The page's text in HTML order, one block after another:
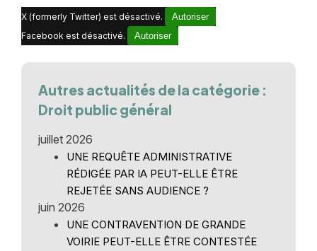
X (formerly Twitter) est désactivé.
Autoriser
Facebook est désactivé.
Autoriser
Autres actualités de la catégorie :
Droit public général
juillet 2026
UNE REQUÊTE ADMINISTRATIVE
RÉDIGÉE PAR IA PEUT-ELLE ÊTRE
REJETÉE SANS AUDIENCE ?
juin 2026
UNE CONTRAVENTION DE GRANDE
VOIRIE PEUT-ELLE ÊTRE CONTESTÉE